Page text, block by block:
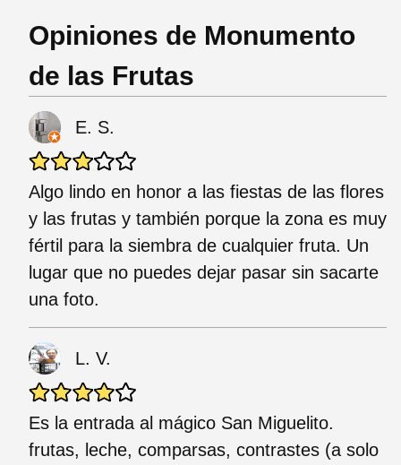
Opiniones de Monumento
de las Frutas
E. S.
Algo lindo en honor a las fiestas de las flores
y las frutas y también porque la zona es muy
fértil para la siembra de cualquier fruta. Un
lugar que no puedes dejar pasar sin sacarte
una foto.
L. V.
Es la entrada al mágico San Miguelito.
frutas, leche, comparsas, contrastes (a solo